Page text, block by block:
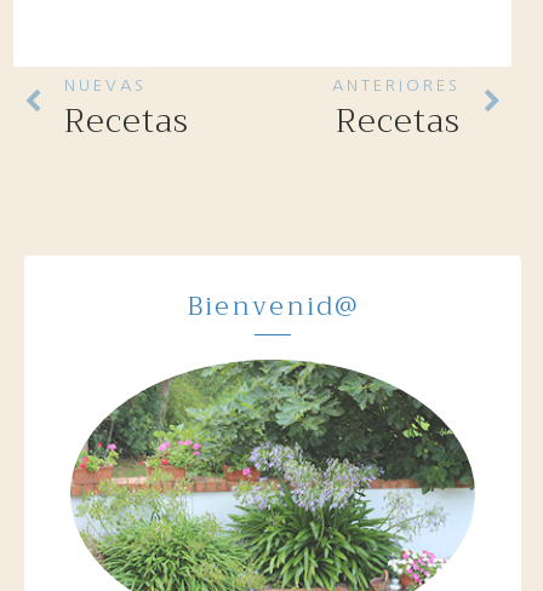
NUEVAS
Recetas
ANTERIORES
Recetas
Bienvenid@